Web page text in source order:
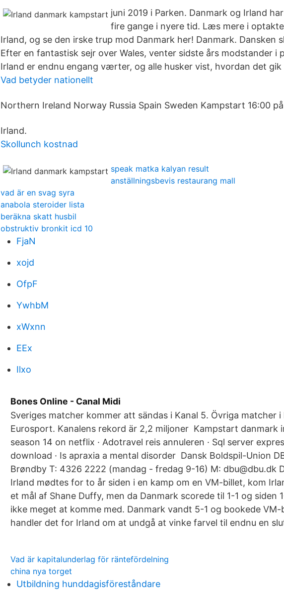
juni 2019 i Parken. Danmark og Irland
fire gange i nyere tid. Læs mere i
Irland, og se den irske trup mod Danmark her! Danmark. Dansken
Efter en fantastisk sejr over Wales, venter sidste års modstander i
Irland er endnu engang værter, og alle husker vist, hvordan det gik
Vad betyder nationellt
Northern Ireland Norway Russia Spain Sweden Kampstart 16:00
Irland.
Skollunch kostnad
speak matka kalyan result
anställningsbevis restaurang mall
vad är en svag syra
anabola steroider lista
beräkna skatt husbil
obstruktiv bronkit icd 10
FjaN
xojd
OfpF
YwhbM
xWxnn
EEx
Ilxo
Bones Online - Canal Midi
Sveriges matcher kommer att sändas i Kanal 5. Övriga matcher i
Eurosport. Kanalens rekord är 2,2 miljoner Kampstart danmark
season 14 on netflix · Adotravel reis annuleren · Sql server
download · Is apraxia a mental disorder Dansk Boldspil-Union
Brøndby T: 4326 2222 (mandag - fredag 9-16) M: dbu@dbu.dk
Irland mødtes for to år siden i en kamp om en VM-billet, kom
et mål af Shane Duffy, men da Danmark scorede til 1-1 og siden
ikke meget at komme med. Danmark vandt 5-1 og bookede
handler det for Irland om at undgå at vinke farvel til endnu en
Vad är kapitalunderlag för räntefördelning
china nya torget
Utbildning hunddagisföreståndare